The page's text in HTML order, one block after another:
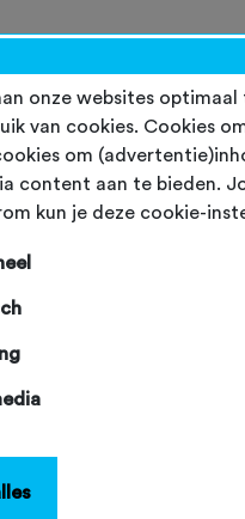
én mooie
hen, zodat wielrenners,
blijven fietsen, nu en in
tocht of
onze websites
van cookies. Cookies
om
content aan te bieden.
kun je deze cookie-